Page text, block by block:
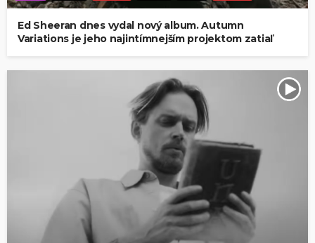
Ed Sheeran dnes vydal nový album. Autumn
Variations je jeho najintímnejším projektom zatiaľ